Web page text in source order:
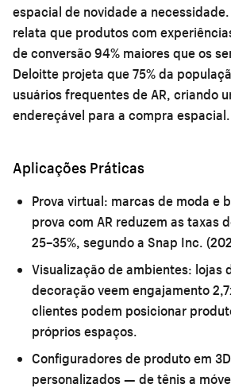
espacial de novidade a
relata que produtos com
de conversão 94% maiores que os
Deloitte projeta que 75% da
usuários frequentes de AR, criando
endereçável para a compra espacial.
Aplicações Práticas
Prova virtual: marcas de moda e
prova com AR reduzem as taxas
25–35%, segundo a Snap Inc.
Visualização de ambientes: lojas
decoração veem engajamento
clientes podem posicionar
próprios espaços.
Configuradores de produto em
personalizados — de tênis a